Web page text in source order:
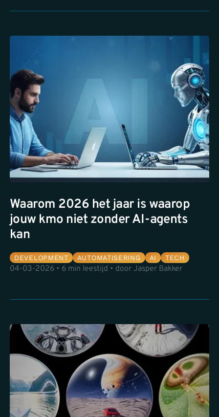
Waarom 2026 het jaar is waarop
jouw kmo niet zonder AI-agents
kan
DEVELOPMENT AUTOMATISERING AI TECH
04-03-2026 • 6 min leestijd • door Jasper Bakker